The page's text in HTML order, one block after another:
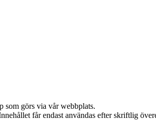
som görs via vår webbplats.
får endast användas efter skriftlig